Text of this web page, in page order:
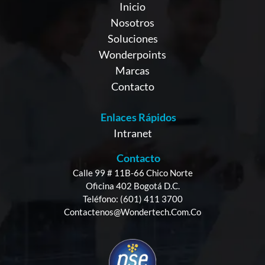
Inicio
Nosotros
Soluciones
Wonderpoints
Marcas
Contacto
Enlaces Rápidos
Intranet
Contacto
Calle 99 # 11B-66 Chico Norte
Oficina 402 Bogotá D.C.
Teléfono: (601) 411 3700
Contactenos@wondertech.com.co